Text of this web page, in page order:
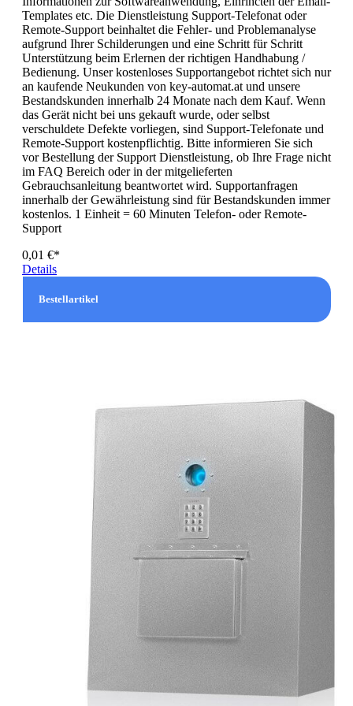
Templates etc. Die Dienstleistung Support-Telefonat oder
Remote-Support beinhaltet die Fehler- und Problemanalyse
aufgrund Ihrer Schilderungen und eine Schritt für Schritt
Unterstützung beim Erlernen der richtigen Handhabung /
Bedienung. Unser kostenloses Supportangebot richtet sich nur
an kaufende Neukunden von key-automat.at und unsere
Bestandskunden innerhalb 24 Monate nach dem Kauf. Wenn
das Gerät nicht bei uns gekauft wurde, oder selbst
verschuldete Defekte vorliegen, sind Support-Telefonate und
Remote-Support kostenpflichtig. Bitte informieren Sie sich
vor Bestellung der Support Dienstleistung, ob Ihre Frage nicht
im FAQ Bereich oder in der mitgelieferten
Gebrauchsanleitung beantwortet wird. Supportanfragen
innerhalb der Gewährleistung sind für Bestandskunden immer
kostenlos. 1 Einheit = 60 Minuten Telefon- oder Remote-
Support
0,01 €*
Details
Bestellartikel